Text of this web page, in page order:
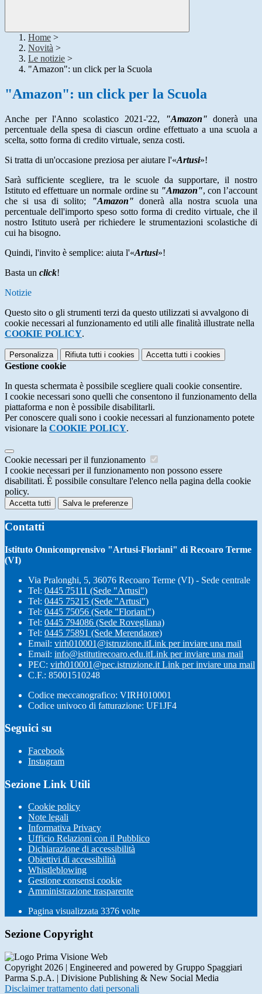
Home >
Novità >
Le notizie >
"Amazon": un click per la Scuola
"Amazon": un click per la Scuola
Anche per l'Anno scolastico 2021-'22, "Amazon" donerà una
percentuale della spesa di ciascun ordine effettuato a una scuola a
scelta, sotto forma di credito virtuale, senza costi.
Si tratta di un'occasione preziosa per aiutare l'«Artusi»!
Sarà sufficiente scegliere, tra le scuole da supportare, il nostro
Istituto ed effettuare un normale ordine su "Amazon", con l’account
che si usa di solito;
"Amazon" donerà alla nostra scuola una
percentuale dell'importo speso sotto forma di credito virtuale, che il
nostro Istituto userà per richiedere le strumentazioni scolastiche di
cui ha bisogno.
Quindi, l'invito è semplice: aiuta l'«Artusi»!
Basta un click!
Notizie
Questo sito o gli strumenti terzi da questo utilizzati si avvalgono di
cookie necessari al funzionamento ed utili alle finalità illustrate nella
COOKIE POLICY.
Personalizza Rifiuta tutti i cookies Accetta tutti i cookies
Gestione cookie
In questa schermata è possibile scegliere quali cookie consentire.
I cookie necessari sono quelli che consentono il funzionamento della
piattaforma e non è possibile disabilitarli.
Per conoscere quali sono i cookie necessari al funzionamento potete
visionare la COOKIE POLICY.
Cookie necessari per il funzionamento
I cookie necessari per il funzionamento non possono essere
disabilitati. È possibile consultare l'elenco nella pagina della cookie
policy.
Accetta tutti Salva le preferenze
Contatti
Istituto Onnicomprensivo "Artusi-Floriani" di Recoaro Terme
(VI)
Via Pralonghi, 5, 36076 Recoaro Terme (VI) - Sede centrale
Tel: 0445 75111 (Sede "Artusi")
Tel: 0445 75215 (Sede "Artusi")
Tel: 0445 75056 (Sede "Floriani")
Tel: 0445 794086 (Sede Rovegliana)
Tel: 0445 75891 (Sede Merendaore)
Email: virh010001@istruzione.itLink per inviare una mail
Email: info@istitutirecoaro.edu.itLink per inviare una mail
PEC: virh010001@pec.istruzione.it Link per inviare una mail
C.F.: 85001510248
Codice meccanografico: VIRH010001
Codice univoco di fatturazione: UF1JF4
Seguici su
Facebook
Instagram
Sezione Link Utili
Cookie policy
Note legali
Informativa Privacy
Ufficio Relazioni con il Pubblico
Dichiarazione di accessibilità
Obiettivi di accessibilità
Whistleblowing
Gestione consensi cookie
Amministrazione trasparente
Pagina visualizzata 3376 volte
Sezione Copyright
Copyright 2026 | Engineered and powered by Gruppo Spaggiari
Parma S.p.A. | Divisione Publishing & New Social Media
Disclaimer trattamento dati personali